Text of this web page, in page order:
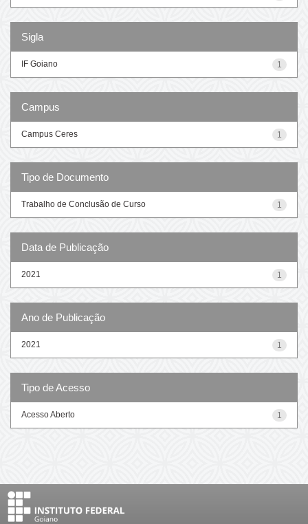
Sigla
1
IF Goiano
Campus
1
Campus Ceres
Tipo de Documento
1
Trabalho de Conclusão de Curso
Data de Publicação
1
2021
Ano de Publicação
1
2021
Tipo de Acesso
1
Acesso Aberto